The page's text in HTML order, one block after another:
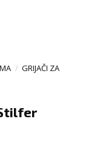
/ GRIJAČI ZA